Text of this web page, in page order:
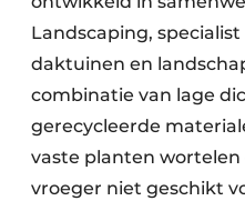
Landscaping,
daktuinen en
combinatie van lage
gerecycleerde
vaste planten wortelen
vroeger niet geschikt